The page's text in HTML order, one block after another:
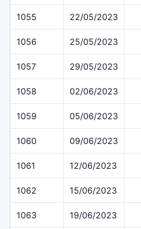
1055 22/05/2023
1056 25/05/2023
1057 29/05/2023
1058 02/06/2023
1059 05/06/2023
1060 09/06/2023
1061 12/06/2023
1062 15/06/2023
1063 19/06/2023